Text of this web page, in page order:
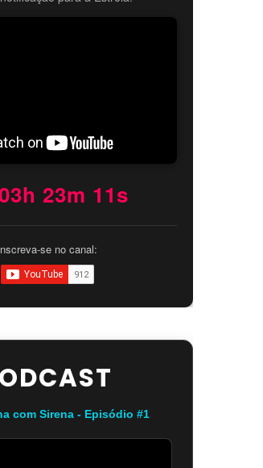
23m 10s
se no canal:
com Sirena - Episódio #1